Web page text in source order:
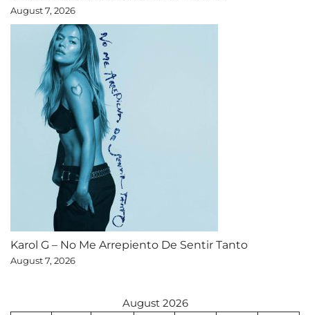
August 7, 2026
Karol G – No Me Arrepiento De Sentir Tanto
August 7, 2026
August 2026